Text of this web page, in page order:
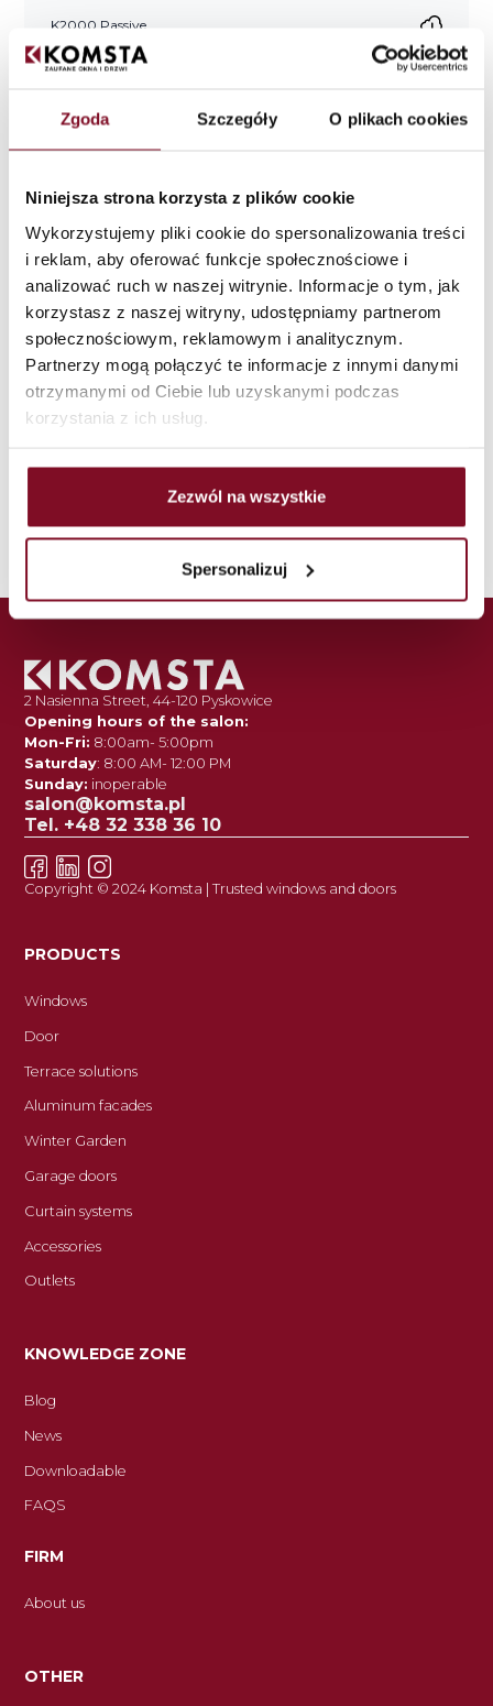
Zgoda Szczegóły O plikach cookies
Niniejsza strona korzysta z plików cookie
Wykorzystujemy pliki cookie do spersonalizowania treści
i reklam, aby oferować funkcje społecznościowe i
analizować ruch w naszej witrynie. Informacje o tym, jak
korzystasz z naszej witryny, udostępniamy partnerom
społecznościowym, reklamowym i analitycznym.
Partnerzy mogą połączyć te informacje z innymi danymi
otrzymanymi od Ciebie lub uzyskanymi podczas
korzystania z ich usług.
Zezwól na wszystkie
Spersonalizuj
K2000 Passive
K1000 RC2
DS K3000
K1000 A RC2
2 Nasienna Street, 44-120 Pyskowice
Opening hours of the salon:
Mon-Fri: 8:00am- 5:00pm
Saturday: 8:00 AM- 12:00 PM
Sunday: inoperable
salon@komsta.pl
Tel. +48 32 338 36 10
Copyright © 2024 Komsta | Trusted windows and doors
PRODUCTS
Windows
Door
Terrace solutions
Aluminum facades
Winter Garden
Garage doors
Curtain systems
Accessories
Outlets
KNOWLEDGE ZONE
Blog
News
Downloadable
FAQS
FIRM
About us
OTHER